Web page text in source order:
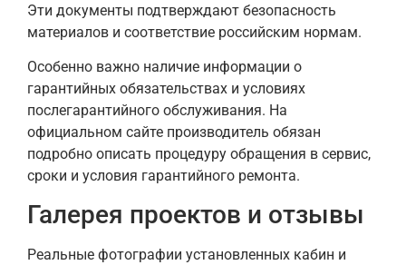
Эти документы подтверждают безопасность
материалов и соответствие российским нормам.
Особенно важно наличие информации о
гарантийных обязательствах и условиях
послегарантийного обслуживания. На
официальном сайте производитель обязан
подробно описать процедуру обращения в сервис,
сроки и условия гарантийного ремонта.
Галерея проектов и отзывы
Реальные фотографии установленных кабин и